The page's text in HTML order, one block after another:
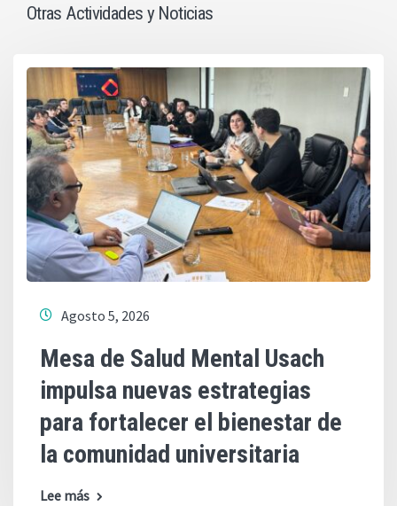
Otras Actividades y Noticias
Agosto 5, 2026
Mesa de Salud Mental Usach
impulsa nuevas estrategias
para fortalecer el bienestar de
la comunidad universitaria
Lee más